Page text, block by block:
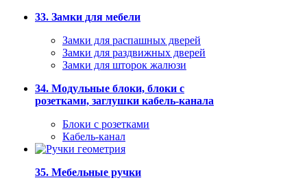
33. Замки для мебели
Замки для распашных дверей
Замки для раздвижных дверей
Замки для шторок жалюзи
34. Модульные блоки, блоки с
розетками, заглушки кабель-канала
Блоки с розетками
Кабель-канал
35. Мебельные ручки